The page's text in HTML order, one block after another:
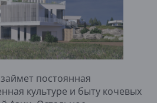
постоянная
культуре и быту кочевых